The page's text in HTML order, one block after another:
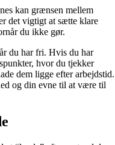
kan grænsen mellem
det vigtigt at sætte klare
du ikke gør.
du har fri. Hvis du har
hvor du tjekker
dem ligge efter arbejdstid.
og din evne til at være til